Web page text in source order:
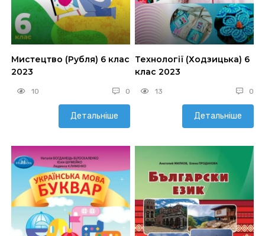
Мистецтво (Рубля) 6 клас
2023
10 0
Детальніше
Технології (Ходзицька) 6
клас 2023
13 0
Детальніше